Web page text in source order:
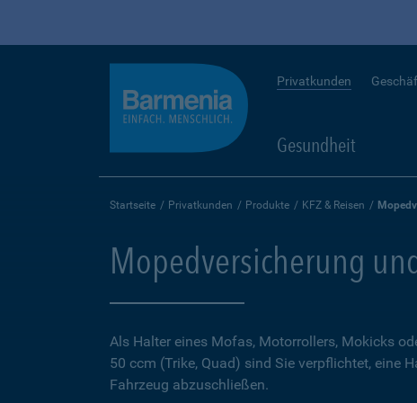
Privatkunden
Gesundheit
Startseite Privatkunden Produkte KFZ & Reisen
Mopedversicherung
Als Halter eines Mofas, Motorrollers, Mokicks
50 ccm (Trike, Quad) sind Sie verpflichtet, eine
Fahrzeug abzuschließen.